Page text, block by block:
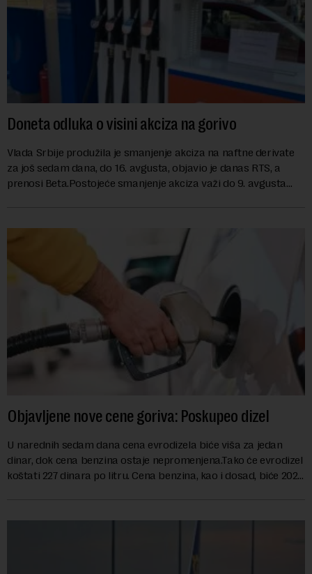
Doneta odluka o visini akciza na gorivo
Vlada Srbije produžila je smanjenje akciza na naftne derivate
za još sedam dana, do 16. avgusta, objavio je danas RTS, a
prenosi Beta.Postojeće smanjenje akciza važi do 9. avgusta
Objavljene nove cene goriva: Poskupeo dizel
U narednih sedam dana cena evrodizela biće viša za jedan
dinar, dok cena benzina ostaje nepromenjena.Tako će evrodizel
koštati 227 dinara po litru. Cena benzina, kao i dosad, biće 202